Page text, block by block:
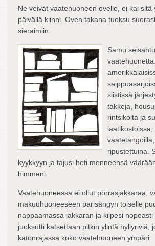
Ne veivät vaatehuoneen ovelle, ei kai sitä
päivällä kiinni. Oven takana tuoksu
sieraimiin.
Samu
siistissä
takkeja,
rintsikoita ja
laatikostoissa,
ripustettuina.
kyykkyyn ja tajusi heti menneensä
himmeni.
Vaatehuoneessa ei ollut porrasjakkaraa,
makuuhuoneeseen parisängyn toiselle
nappaamassa jakkaran ja kiipesi nopeasti
juoksutti katsettaan pitkin ylintä hyllyriviä,
katonrajassa koko vaatehuoneen ympäri.